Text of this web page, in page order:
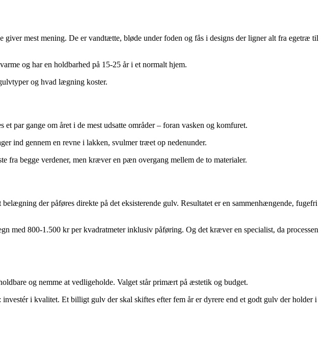
mest mening. De er vandtætte, bløde under foden og fås i designs der ligner alt fra egetræ til
og har en holdbarhed på 15-25 år i et normalt hjem.
og hvad lægning koster.
par gange om året i de mest udsatte områder – foran vasken og komfuret.
ind gennem en revne i lakken, svulmer træet op nedenunder.
begge verdener, men kræver en pæn overgang mellem de to materialer.
der påføres direkte på det eksisterende gulv. Resultatet er en sammenhængende, fugefri
med 800-1.500 kr per kvadratmeter inklusiv påføring. Og det kræver en specialist, da processen
og nemme at vedligeholde. Valget står primært på æstetik og budget.
i kvalitet. Et billigt gulv der skal skiftes efter fem år er dyrere end et godt gulv der holder i